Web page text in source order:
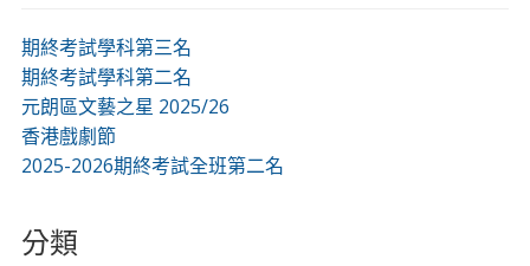
期終考試學科第三名
期終考試學科第二名
元朗區文藝之星 2025/26
香港戲劇節
2025-2026期終考試全班第二名
分類